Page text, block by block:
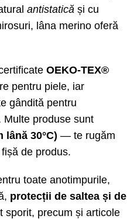
antistatică și cu
lâna merino oferă
OEKO-TEX®
pentru piele, iar
gândită pentru
Multe produse sunt
lână 30°C) — te rugăm
de produs.
toate anotimpurile,
protecții de saltea și de
sporit, precum și articole